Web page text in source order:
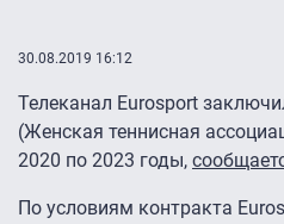
30.08.2019 16:12
Телеканал Eurosport
(Женская теннисная
2020 по 2023 годы,
По условиям контракта